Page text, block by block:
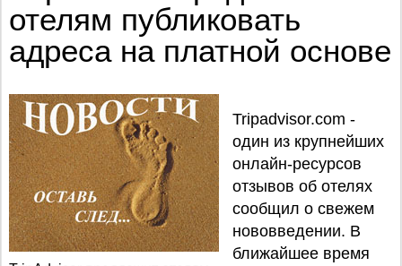
отелям публиковать
адреса на платной основе
Tripadvisor.com -
один из крупнейших
онлайн-ресурсов
отзывов об отелях
сообщил о свежем
нововведении. В
ближайшее время